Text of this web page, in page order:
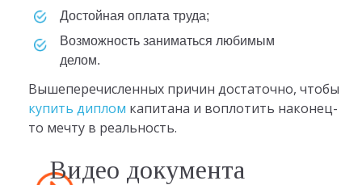
Достойная оплата труда;
Возможность заниматься любимым
делом.
Вышеперечисленных причин достаточно, чтобы
купить диплом капитана и воплотить наконец-
то мечту в реальность.
Видео документа